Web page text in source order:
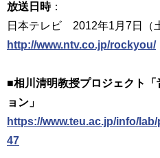
放送日時：
日本テレビ 2012年1月7日（
http://www.ntv.co.jp/rockyou/
■相川清明教授プロジェクト
ョン」
https://www.teu.ac.jp/info/
47